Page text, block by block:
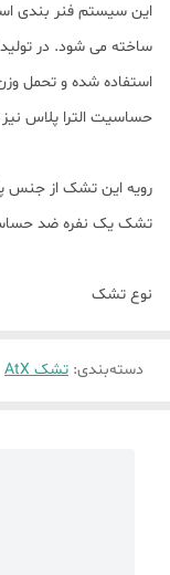
ساخته می شود. در
حساسیت الترا پلاس
رویه این تشک از جنس
تشک یک نفره ضد
نوع تشک
دسته‌بندی: تشک AtX